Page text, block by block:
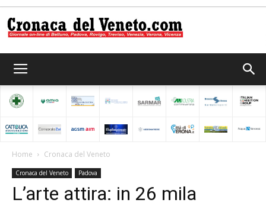
del
Home Cronaca del Veneto
Cronaca del Veneto Padova
L’arte attira: in 26 mila